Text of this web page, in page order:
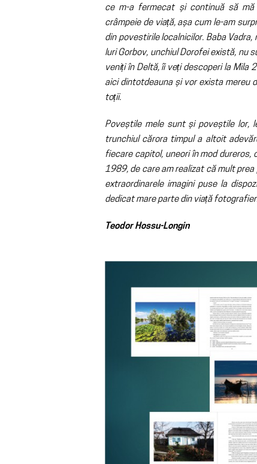
ce m-a fermecat și continuă să
crâmpeie de viață, așa cum le-am
din povestirile localnicilor. Baba
Iuri Gorbov, unchiul Dorofei există, nu
veniți în Deltă, îi veți descoperi la Mila
aici dintotdeauna și vor exista mereu
toții.
Poveștile mele sunt și poveștile lor,
trunchiul cărora timpul a altoit
fiecare capitol, uneori în mod dureros,
1989, de care am realizat că mult
extraordinarele imagini puse la
dedicat mare parte din viață
Teodor Hossu-Longin